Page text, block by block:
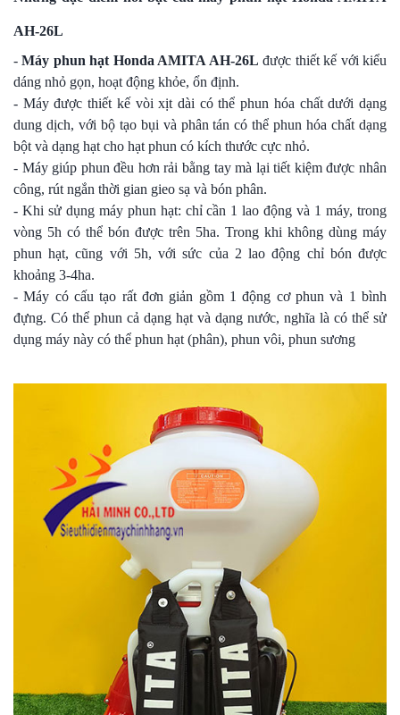
AH-26L
-Máy phun hạt Honda AMITA AH-26L được thiết kế với kiểu
dáng nhỏ gọn, hoạt động khỏe, ổn định.
- Máy được thiết kế vòi xịt dài có thể phun hóa chất dưới dạng
dung dịch, với bộ tạo bụi và phân tán có thể phun hóa chất dạng
bột và dạng hạt cho hạt phun có kích thước cực nhỏ.
- Máy giúp phun đều hơn rải bằng tay mà lại tiết kiệm được nhân
công, rút ngắn thời gian gieo sạ và bón phân.
- Khi sử dụng máy phun hạt: chỉ cần 1 lao động và 1 máy, trong
vòng 5h có thể bón được trên 5ha. Trong khi không dùng máy
phun hạt, cũng với 5h, với sức của 2 lao động chỉ bón được
khoảng 3-4ha.
- Máy có cấu tạo rất đơn giản gồm 1 động cơ phun và 1 bình
đựng. Có thể phun cả dạng hạt và dạng nước, nghĩa là có thể sử
dụng máy này có thể phun hạt (phân), phun vôi, phun sương